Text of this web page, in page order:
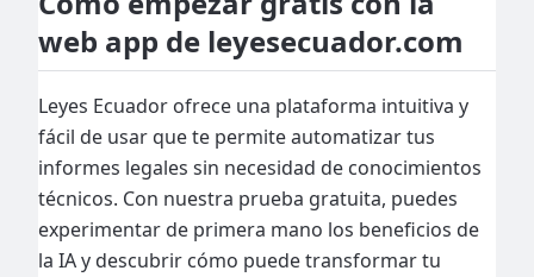
web app de leyesecuador.com
Leyes Ecuador ofrece una plataforma intuitiva y
fácil de usar que te permite automatizar tus
informes legales sin necesidad de conocimientos
técnicos. Con nuestra prueba gratuita, puedes
experimentar de primera mano los beneficios de
la IA y descubrir cómo puede transformar tu